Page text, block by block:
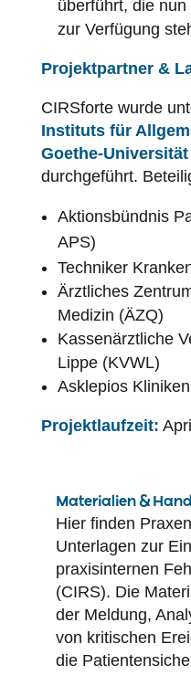
überführt, die
zur Verfügung
Projektpartner &
CIRSforte wurde
Instituts für
Goethe-
durchgeführt.
Aktionsbündnis
APS)
Techniker
Ärztliches
Medizin (ÄZQ)
Kassenärztliche
Lippe (KVWL)
Asklepios Kliniken
Projektlaufzeit:
Materialien &
Hier finden
Unterlagen zur
praxisinternen
(CIRS). Die
der Meldung,
von kritischen
die